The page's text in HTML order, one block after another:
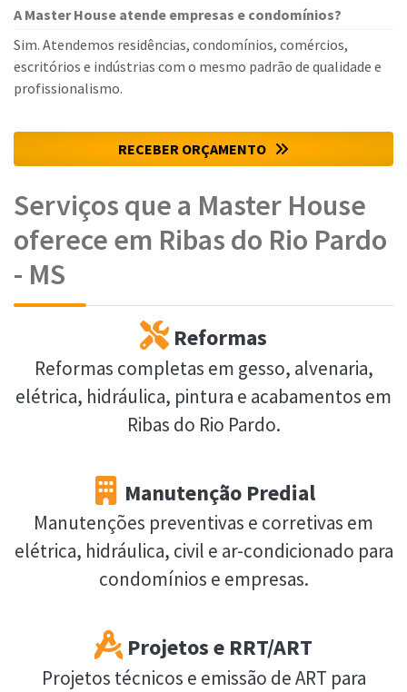
A Master House atende empresas e condomínios?
Sim. Atendemos residências, condomínios, comércios,
escritórios e indústrias com o mesmo padrão de qualidade e
profissionalismo.
RECEBER ORÇAMENTO
Serviços que a Master House
oferece em Ribas do Rio Pardo
- MS
Reformas
Reformas completas em gesso, alvenaria,
elétrica, hidráulica, pintura e acabamentos em
Ribas do Rio Pardo.
Manutenção Predial
Manutenções preventivas e corretivas em
elétrica, hidráulica, civil e ar-condicionado para
condomínios e empresas.
Projetos e RRT/ART
Projetos técnicos e emissão de ART para